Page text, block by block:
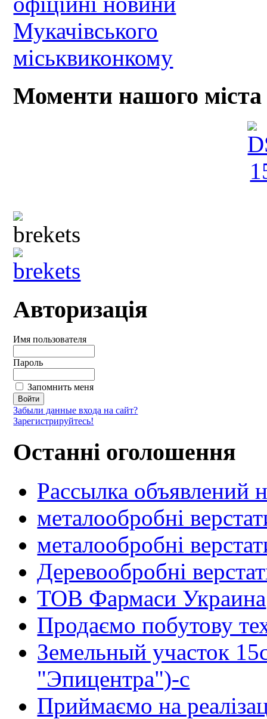
Моменти нашого міста
Авторизація
Имя пользователя
Пароль
Запомнить меня
Забыли данные входа на сайт?
Зарегистрируйтесь!
Останні оголошення
Рассылка объявлений
металообробні
металообробні
Деревообробні
ТОВ Фармаси Украина
Продаємо побутову
Земельный участок
"Эпицентра")-с
Приймаємо на